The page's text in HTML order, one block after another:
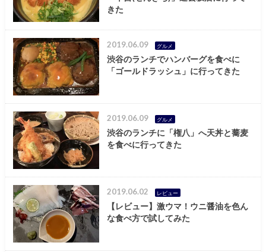
きた
2019.06.09 グルメ
渋谷のランチでハンバーグを食べに
「ゴールドラッシュ」に行ってきた
2019.06.09 グルメ
渋谷のランチに「権八」へ天丼と蕎麦
を食べに行ってきた
2019.06.02 レビュー
【レビュー】激ウマ！ウニ醤油を色ん
な食べ方で試してみた